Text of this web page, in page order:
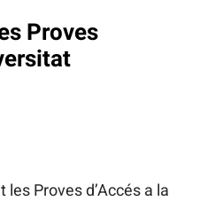
Proves
Proves d’Accés a la